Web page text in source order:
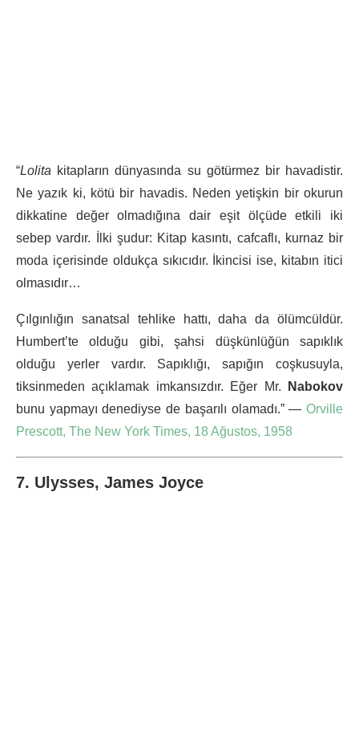
“Lolita kitapların dünyasında su götürmez bir havadistir.
Ne yazık ki, kötü bir havadis. Neden yetişkin bir okurun
dikkatine değer olmadığına dair eşit ölçüde etkili iki
sebep vardır. İlki şudur: Kitap kasıntı, cafcaflı, kurnaz bir
moda içerisinde oldukça sıkıcıdır. İkincisi ise, kitabın itici
olmasıdır…
Çılgınlığın sanatsal tehlike hattı, daha da ölümcüldür.
Humbert’te olduğu gibi, şahsi düşkünlüğün sapıklık
olduğu yerler vardır. Sapıklığı, sapığın coşkusuyla,
tiksinmeden açıklamak imkansızdır. Eğer Mr.
Nabokov
bunu yapmayı denediyse de başarılı olamadı.” — Orville
Prescott, The New York Times, 18 Ağustos, 1958
7. Ulysses, James Joyce